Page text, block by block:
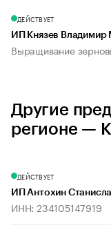
ДЕЙСТВУЕТ
ИП Князев Владимир
Выращивание
Другие
регионе —
ДЕЙСТВУЕТ
ИП Антохин
ИНН: 234105147919